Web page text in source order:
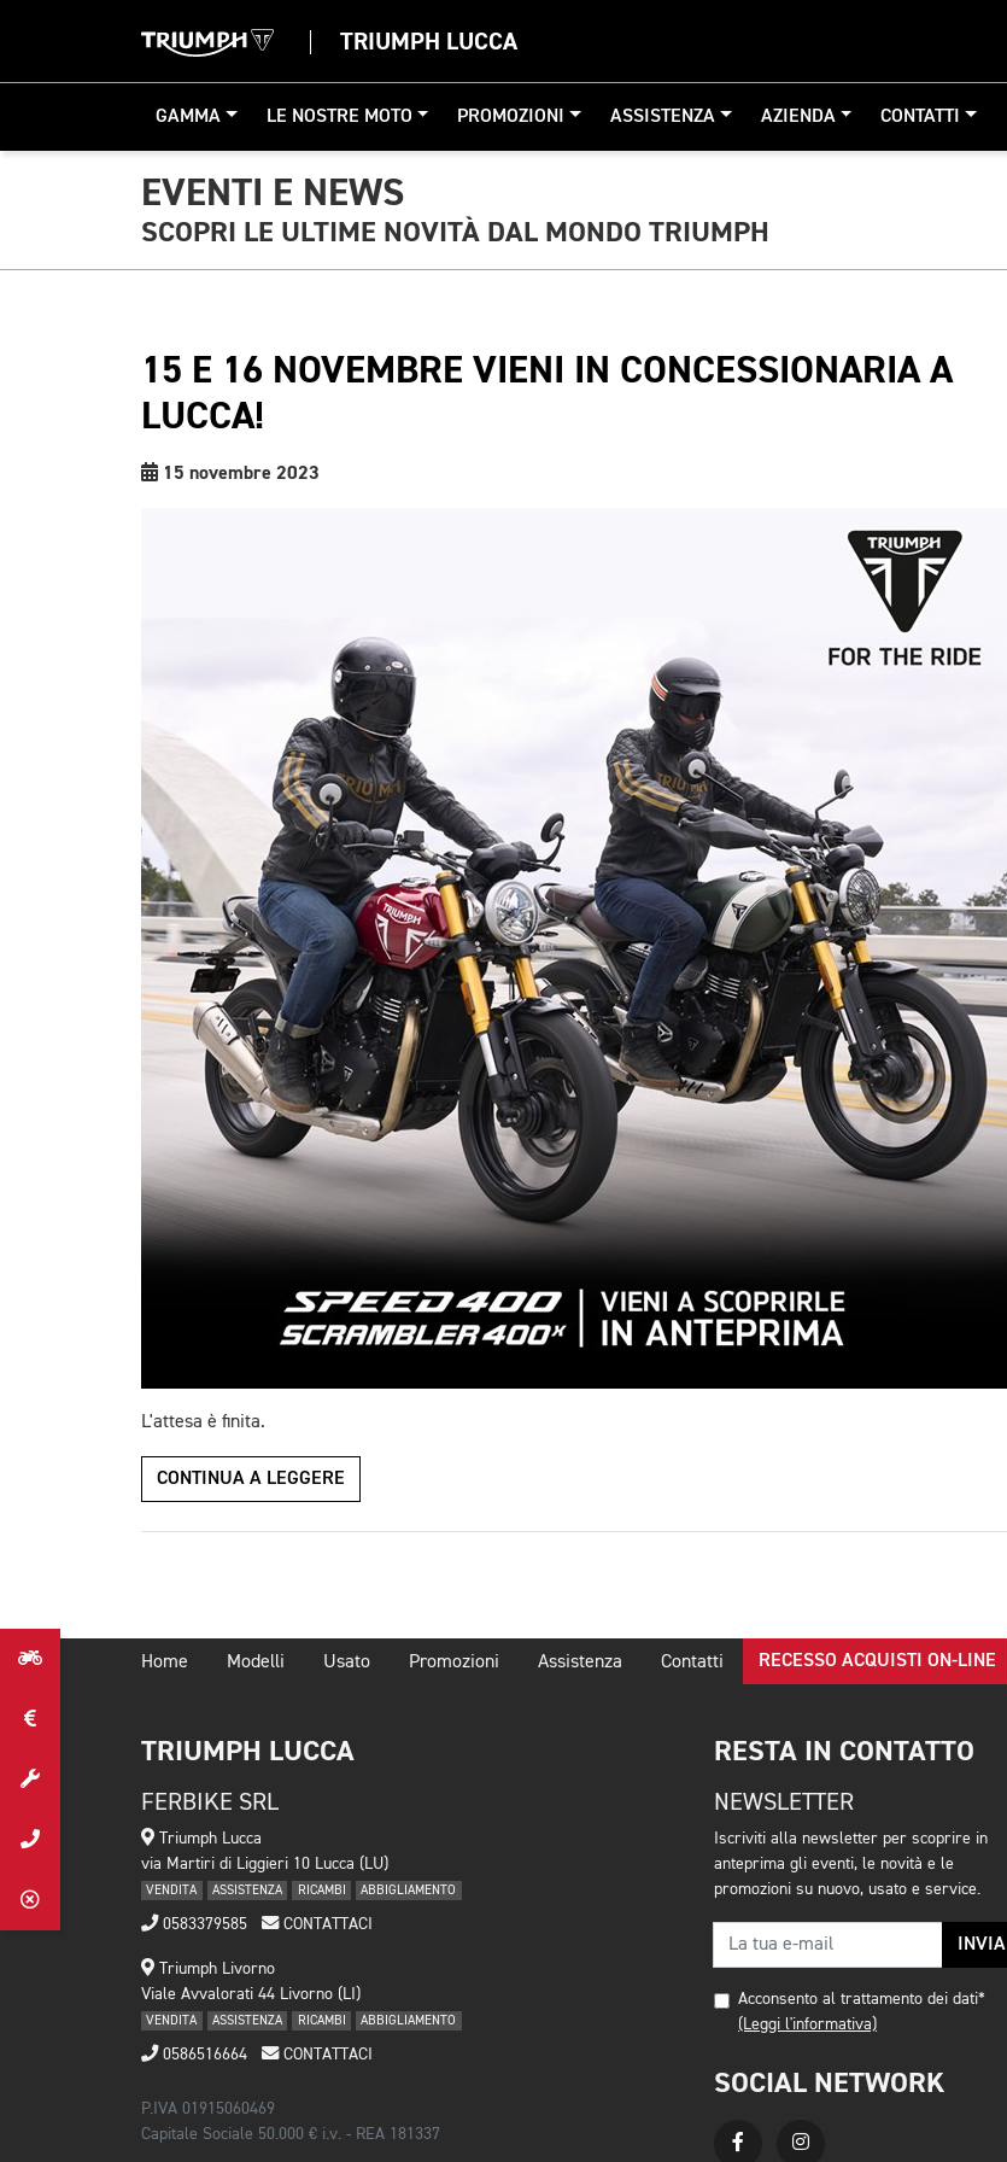
TRIUMPH LUCCA
GAMMA LE NOSTRE MOTO PROMOZIONI ASSISTENZA AZIENDA CONTATTI
EVENTI E NEWS
SCOPRI LE ULTIME NOVITÀ DAL MONDO TRIUMPH
15 E 16 NOVEMBRE VIENI IN CONCESSIONARIA A
LUCCA!
15 novembre 2023
L'attesa è finita.
CONTINUA A LEGGERE
Home Modelli Usato Promozioni Assistenza Contatti RECESSO ACQUISTI ON-LINE
TRIUMPH LUCCA
FERBIKE SRL
Triumph Lucca
via Martiri di Liggieri 10 Lucca (LU)
VENDITA ASSISTENZA RICAMBI ABBIGLIAMENTO
0583379585 CONTATTACI
Triumph Livorno
Viale Avvalorati 44 Livorno (LI)
VENDITA ASSISTENZA RICAMBI ABBIGLIAMENTO
0586516664 CONTATTACI
P.IVA 01915060469
Capitale Sociale 50.000 € i.v. - REA 181337
RESTA IN CONTATTO
NEWSLETTER
Iscriviti alla newsletter per scoprire in
anteprima gli eventi, le novità e le
promozioni su nuovo, usato e service.
INVIA
Acconsento al trattamento dei dati*
(Leggi l'informativa)
SOCIAL NETWORK